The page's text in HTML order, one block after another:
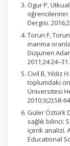
Ogur P,
öğrencilerinin
Dergisi.
Torun F,
inanma
Düşünen
2011;24:24–31.
Civil B,
toplumdaki
Üniversitesi
2010;3(2):58-64
Güler Öztürk
sağlık bilinci:
içerik analizi.
Educational